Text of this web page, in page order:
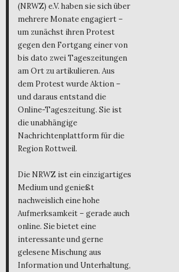
(NRWZ) e.V. haben sie sich über
mehrere Monate engagiert –
um zunächst ihren Protest
gegen den Fortgang einer von
bis dato zwei Tageszeitungen
am Ort zu artikulieren. Aus
dem Protest wurde Aktion –
und daraus entstand die
Online-Tageszeitung. Sie ist
die unabhängige
Nachrichtenplattform für die
Region Rottweil.
Die NRWZ ist ein einzigartiges
Medium und genießt
nachweislich eine hohe
Aufmerksamkeit – gerade auch
online. Sie bietet eine
interessante und gerne
gelesene Mischung aus
Information und Unterhaltung,